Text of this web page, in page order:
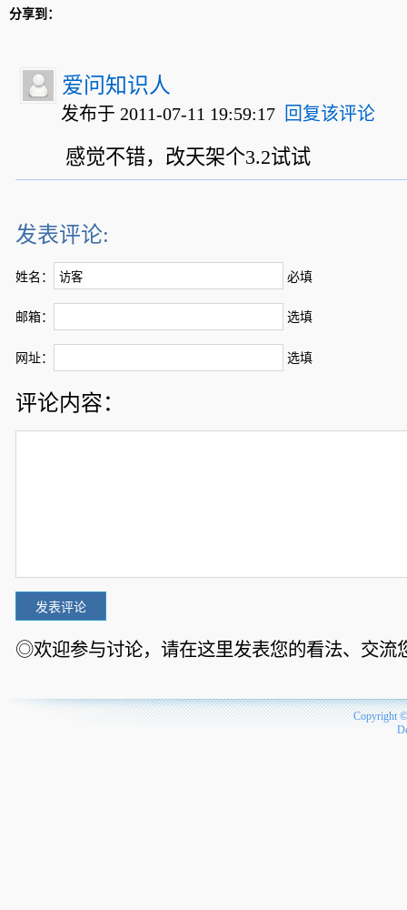
分享到：
爱问知识人
发布于 2011-07-11 19:59:17 回复该评论
感觉不错，改天架个3.2试试
发表评论:
姓名： 必填
邮箱： 选填
网址： 选填
评论内容：
◎欢迎参与讨论，请在这里发表您的看法、交流
Copyright